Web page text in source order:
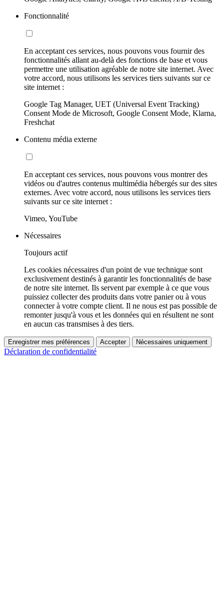
Fonctionnalité
En acceptant ces services, nous pouvons vous fournir des
fonctionnalités allant au-delà des fonctions de base et vous
permettre une utilisation agréable de notre site internet. Avec
votre accord, nous utilisons les services tiers suivants sur ce
site internet :
Google Tag Manager, UET (Universal Event Tracking)
Consent Mode de Microsoft, Google Consent Mode, Klarna,
Freshchat
Contenu média externe
En acceptant ces services, nous pouvons vous montrer des
vidéos ou d'autres contenus multimédia hébergés sur des sites
externes. Avec votre accord, nous utilisons les services tiers
suivants sur ce site internet :
Vimeo, YouTube
Nécessaires
Toujours actif
Les cookies nécessaires d'un point de vue technique sont
exclusivement destinés à garantir les fonctionnalités de base
de notre site internet. Ils servent par exemple à ce que vous
puissiez collecter des produits dans votre panier ou à vous
connecter à votre compte client. Il ne nous est pas possible de
remonter jusqu'à vous et les données qui en résultent ne sont
en aucun cas transmises à des tiers.
Enregistrer mes préférences Accepter Nécessaires uniquement
Déclaration de confidentialité